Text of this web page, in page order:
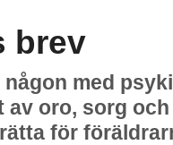
brev
med
oro, sorg
för